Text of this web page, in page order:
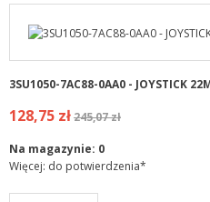
3SU1050-7AC88-0AA0 - JOYSTICK
128,75 zł245,07 zł
Na magazynie: 0
Więcej: do potwierdzenia*